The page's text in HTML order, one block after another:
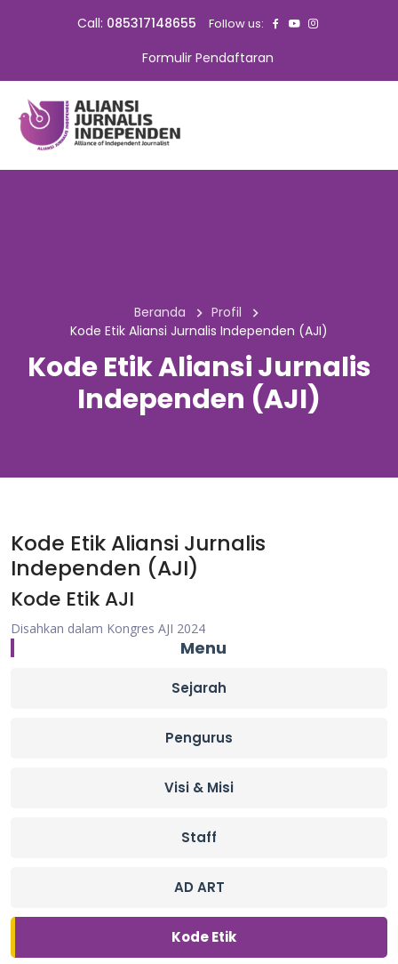
Call: 085317148655 Follow us:
Formulir Pendaftaran
Beranda
Profil
Kode Etik Aliansi Jurnalis Independen (AJI)
Kode Etik Aliansi Jurnalis
Independen (AJI)
Kode Etik Aliansi Jurnalis
Independen (AJI)
Kode Etik AJI
Disahkan dalam Kongres AJI 2024
Menu
Sejarah
Pengurus
Visi & Misi
Staff
AD ART
Kode Etik